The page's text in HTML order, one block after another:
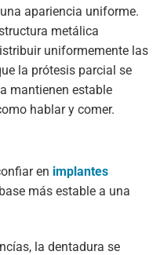
apariencia uniforme.
metálica
uniformemente las
la prótesis parcial se
mantienen estable
hablar y comer.
en implantes
más estable a una
la dentadura se